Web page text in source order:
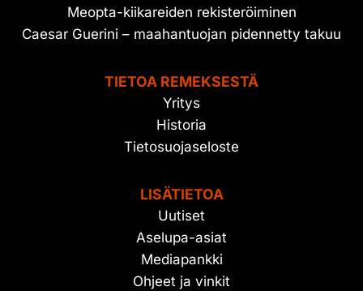
Meopta-kiikareiden rekisteröiminen
Caesar Guerini – maahantuojan pidennetty takuu
TIETOA REMEKSESTÄ
Yritys
Historia
Tietosuojaseloste
LISÄTIETOA
Uutiset
Aselupa-asiat
Mediapankki
Ohjeet ja vinkit